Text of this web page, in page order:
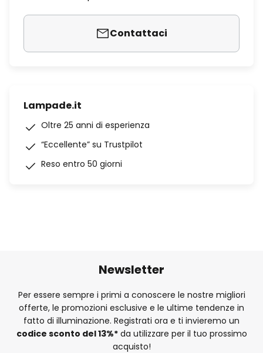
Contattaci
Lampade.it
Oltre 25 anni di esperienza
“Eccellente” su Trustpilot
Reso entro 50 giorni
Newsletter
Per essere sempre i primi a conoscere le nostre migliori
offerte, le promozioni esclusive e le ultime tendenze in
fatto di illuminazione. Registrati ora e ti invieremo un
codice sconto del13%*da utilizzare per il tuo prossimo
acquisto!